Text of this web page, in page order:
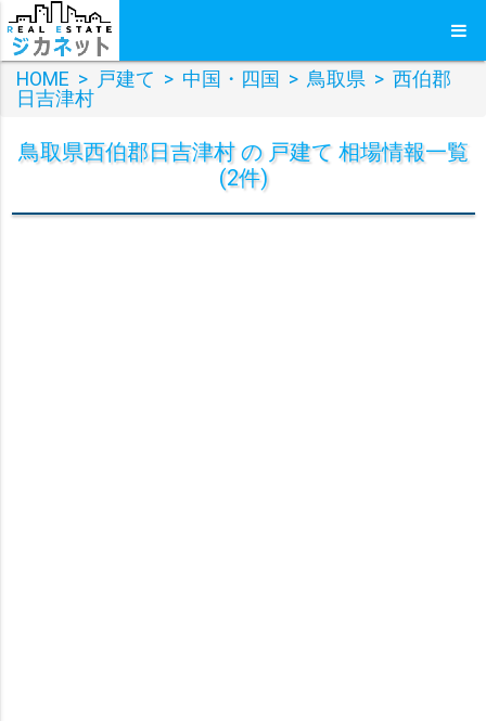
HOME > 戸建て > 中国・四国 > 鳥取県 > 西伯郡
日吉津村
鳥取県西伯郡日吉津村 の 戸建て 相場情報一覧
(2件)